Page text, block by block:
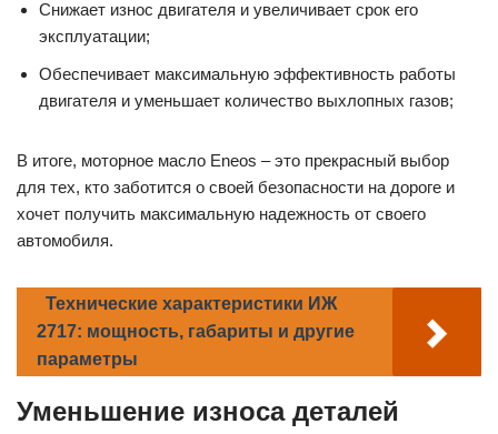
Снижает износ двигателя и увеличивает срок его
эксплуатации;
Обеспечивает максимальную эффективность работы
двигателя и уменьшает количество выхлопных газов;
В итоге, моторное масло Enеos – это прекрасный выбор
для тех, кто заботится о своей безопасности на дороге и
хочет получить максимальную надежность от своего
автомобиля.
Технические характеристики ИЖ
2717: мощность, габариты и другие
параметры
Уменьшение износа деталей